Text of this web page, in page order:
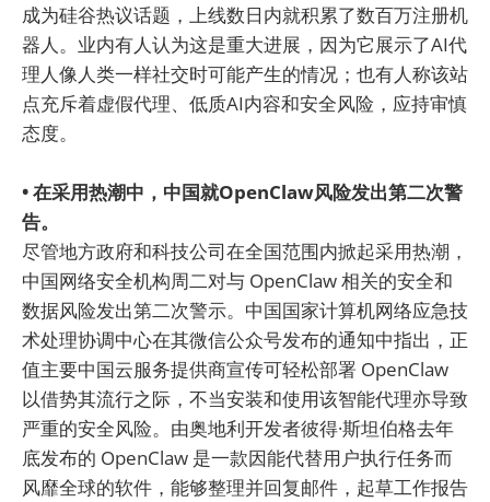
成为硅谷热议话题，上线数日内就积累了数百万注册机
器人。业内有人认为这是重大进展，因为它展示了AI代
理人像人类一样社交时可能产生的情况；也有人称该站
点充斥着虚假代理、低质AI内容和安全风险，应持审慎
态度。
• 在采用热潮中，中国就OpenClaw风险发出第二次警
告。
尽管地方政府和科技公司在全国范围内掀起采用热潮，
中国网络安全机构周二对与 OpenClaw 相关的安全和
数据风险发出第二次警示。中国国家计算机网络应急技
术处理协调中心在其微信公众号发布的通知中指出，正
值主要中国云服务提供商宣传可轻松部署 OpenClaw
以借势其流行之际，不当安装和使用该智能代理亦导致
严重的安全风险。由奥地利开发者彼得·斯坦伯格去年
底发布的 OpenClaw 是一款因能代替用户执行任务而
风靡全球的软件，能够整理并回复邮件，起草工作报告